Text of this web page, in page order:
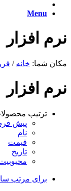
Menu
نرم افزار
مکان شما: خانه /
نرم افزار
ترتیب
پیش
نام
قیمت
تاریخ
برای مرتب